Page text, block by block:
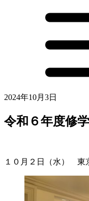
2024年10月3日
令和６年度修
１０月２日（水） 東